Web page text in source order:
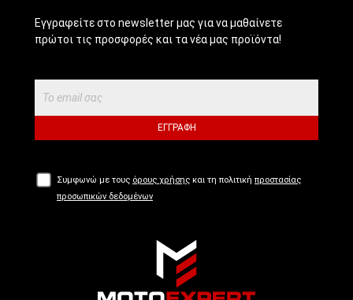
Εγγραφείτε στο newsletter μας για να μαθαίνετε
πρώτοι τις προσφορές και τα νέα μας προϊόντα!
ΕΓΓΡΑΦΉ
Συμφωνώ με τους όρους χρήσης και τη πολιτική προστασίας
προσωπικών δεδομένων